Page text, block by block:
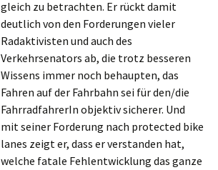
gleich zu betrachten. Er rückt damit
deutlich von den Forderungen vieler
Radaktivisten und auch des
Verkehrsenators ab, die trotz besseren
Wissens immer noch behaupten, das
Fahren auf der Fahrbahn sei für den/die
FahrradfahrerIn objektiv sicherer. Und
mit seiner Forderung nach protected bike
lanes zeigt er, dass er verstanden hat,
welche fatale Fehlentwicklung das ganze